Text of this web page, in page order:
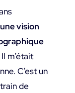
une vision
m’était
C’est un
de